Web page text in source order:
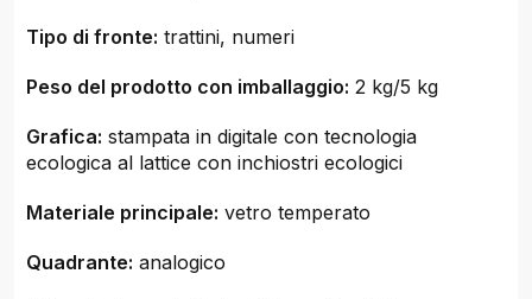
Tipo di fronte: trattini, numeri
Peso del prodotto con imballaggio: 2 kg/5 kg
Grafica: stampata in digitale con tecnologia
ecologica al lattice con inchiostri ecologici
Materiale principale: vetro temperato
Quadrante: analogico